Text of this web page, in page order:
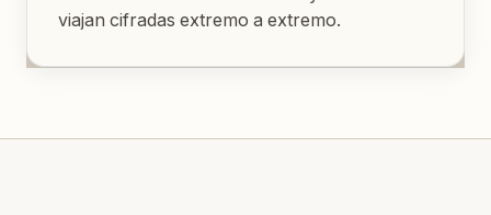
viajan cifradas extremo a extremo.